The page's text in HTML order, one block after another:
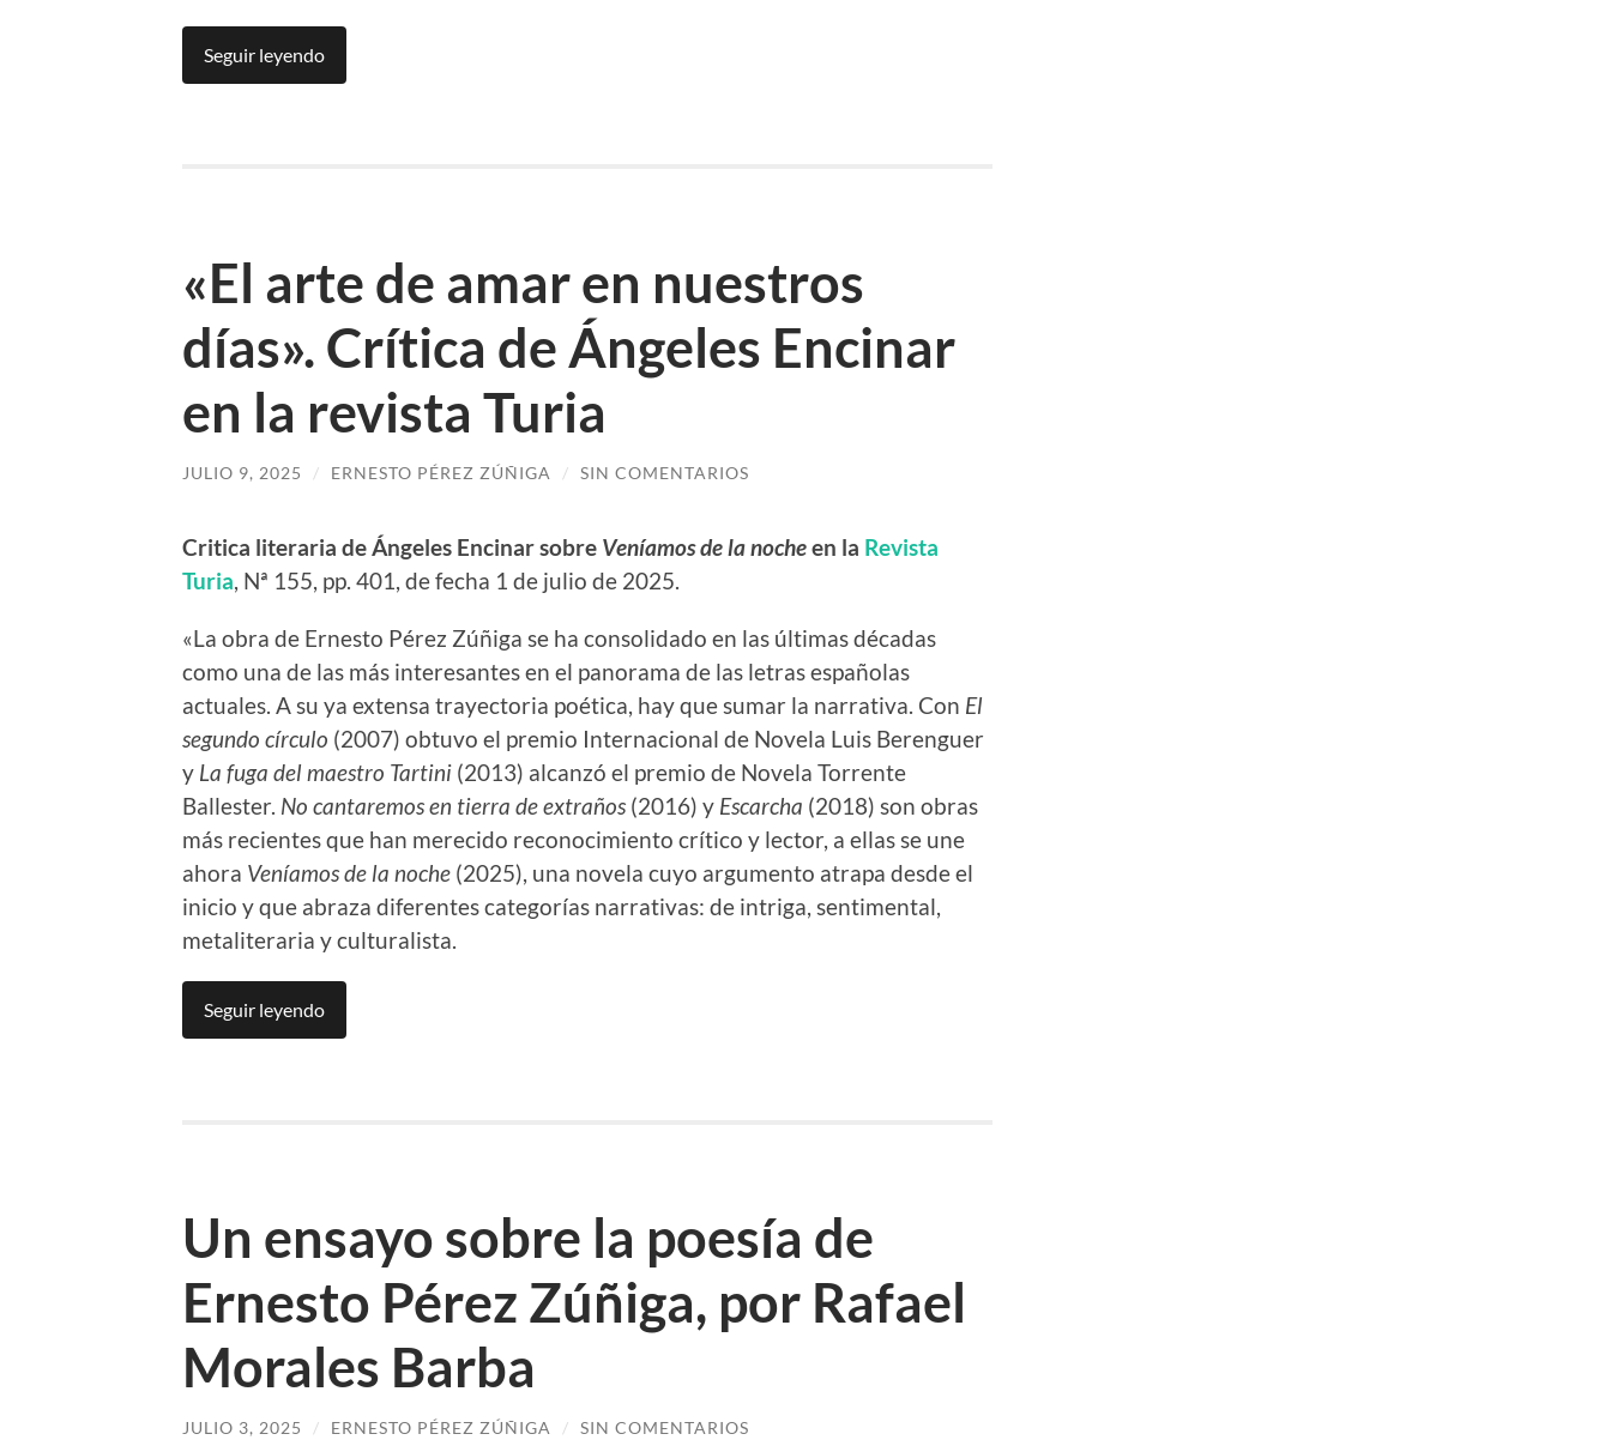
Seguir leyendo
«El arte de amar en nuestros
días». Crítica de Ángeles Encinar
en la revista Turia
JULIO 9, 2025 / ERNESTO PÉREZ ZÚÑIGA / SIN COMENTARIOS
Critica literaria de Ángeles Encinar sobre Veníamos de la nocheen la Revista
Turia, Nª 155, pp. 401, de fecha 1 de julio de 2025.
«La obra de Ernesto Pérez Zúñiga se ha consolidado en las últimas décadas
como una de las más interesantes en el panorama de las letras españolas
actuales. A su ya extensa trayectoria poética, hay que sumar la narrativa. Con El
segundo círculo (2007) obtuvo el premio Internacional de Novela Luis Berenguer
y La fuga del maestro Tartini (2013) alcanzó el premio de Novela Torrente
Ballester. No cantaremos en tierra de extraños (2016) y Escarcha (2018) son obras
más recientes que han merecido reconocimiento crítico y lector, a ellas se une
ahora Veníamos de la noche (2025), una novela cuyo argumento atrapa desde el
inicio y que abraza diferentes categorías narrativas: de intriga, sentimental,
metaliteraria y culturalista.
Seguir leyendo
Un ensayo sobre la poesía de
Ernesto Pérez Zúñiga, por Rafael
Morales Barba
JULIO 3, 2025 / ERNESTO PÉREZ ZÚÑIGA / SIN COMENTARIOS